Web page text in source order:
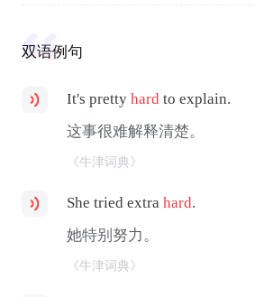
双语例句
It's prettyhard to explain.
这事很难解释清楚。
《牛津词典》
She tried extrahard.
她特别努力。
《牛津词典》